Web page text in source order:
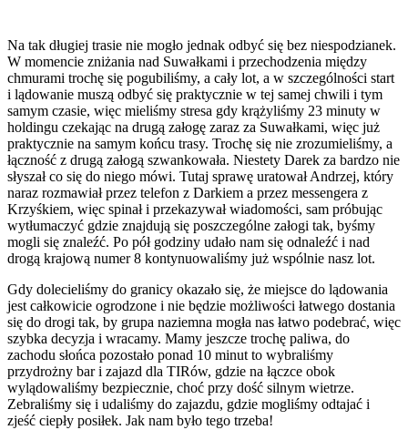
Na tak długiej trasie nie mogło jednak odbyć się bez niespodzianek.
W momencie zniżania nad Suwałkami i przechodzenia między
chmurami trochę się pogubiliśmy, a cały lot, a w szczególności start
i lądowanie muszą odbyć się praktycznie w tej samej chwili i tym
samym czasie, więc mieliśmy stresa gdy krążyliśmy 23 minuty w
holdingu czekając na drugą załogę zaraz za Suwałkami, więc już
praktycznie na samym końcu trasy. Trochę się nie zrozumieliśmy, a
łączność z drugą załogą szwankowała. Niestety Darek za bardzo nie
słyszał co się do niego mówi. Tutaj sprawę uratował Andrzej, który
naraz rozmawiał przez telefon z Darkiem a przez messengera z
Krzyśkiem, więc spinał i przekazywał wiadomości, sam próbując
wytłumaczyć gdzie znajdują się poszczególne załogi tak, byśmy
mogli się znaleźć. Po pół godziny udało nam się odnaleźć i nad
drogą krajową numer 8 kontynuowaliśmy już wspólnie nasz lot.
Gdy dolecieliśmy do granicy okazało się, że miejsce do lądowania
jest całkowicie ogrodzone i nie będzie możliwości łatwego dostania
się do drogi tak, by grupa naziemna mogła nas łatwo podebrać, więc
szybka decyzja i wracamy. Mamy jeszcze trochę paliwa, do
zachodu słońca pozostało ponad 10 minut to wybraliśmy
przydrożny bar i zajazd dla TIRów, gdzie na łączce obok
wylądowaliśmy bezpiecznie, choć przy dość silnym wietrze.
Zebraliśmy się i udaliśmy do zajazdu, gdzie mogliśmy odtajać i
zjeść ciepły posiłek. Jak nam było tego trzeba!